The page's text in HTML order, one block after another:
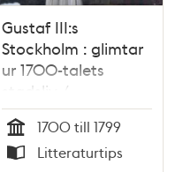
Gustaf III:s
Stockholm : glimtar
ur 1700-talets
stadsliv /
Christopher O
´Regan
Tid
1700 till 1799
Litteraturtips